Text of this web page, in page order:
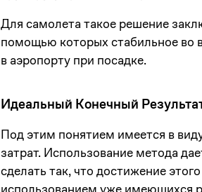
Для самолета такое решение
помощью которых стабильное во
в аэропорту при посадке.
Идеальный Конечный
Под этим понятием имеется в
затрат. Использование метода
сделать так, что достижение
использованием уже имеющихся